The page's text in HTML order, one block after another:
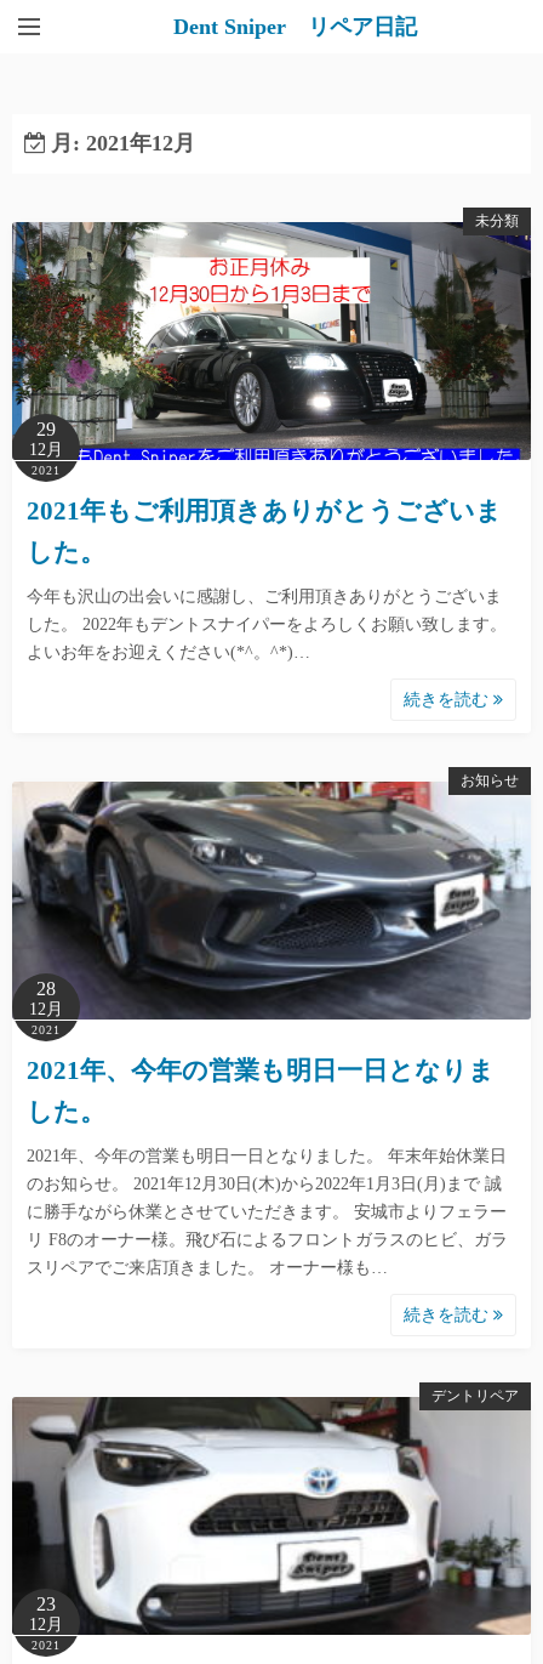
Dent Sniper リペア日記
月: 2021年12月
未分類
29
12月
2021
2021年もご利用頂きありがとうございま
した。
今年も沢山の出会いに感謝し、ご利用頂きありがとうございま
した。 2022年もデントスナイパーをよろしくお願い致します。
よいお年をお迎えください(*^。^*)…
続きを読む
お知らせ
28
12月
2021
2021年、今年の営業も明日一日となりま
した。
2021年、今年の営業も明日一日となりました。 年末年始休業日
のお知らせ。 2021年12月30日(木)から2022年1月3日(月)まで 誠
に勝手ながら休業とさせていただきます。 安城市よりフェラー
リ F8のオーナー様。飛び石によるフロントガラスのヒビ、ガラ
スリペアでご来店頂きました。 オーナー様も…
続きを読む
デントリペア
23
12月
2021